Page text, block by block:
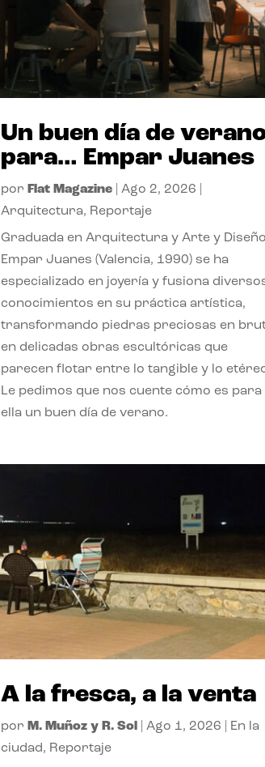
Un buen día de
para… Empar Juanes
por Flat Magazine| Ago 2, 2026
Arquitectura, Reportaje
Graduada en Arquitectura y Arte y
Empar Juanes (Valencia, 1990) se ha
especializado en joyería y fusiona
conocimientos en su práctica artística,
transformando piedras preciosas en
en delicadas obras escultóricas que
parecen flotar entre lo tangible y lo
Le pedimos que nos cuente cómo es para
ella un buen día de verano.
A la fresca, a la venta
por M. Muñoz y R. Sol Ago 1, 2026
En la
ciudad, Reportaje